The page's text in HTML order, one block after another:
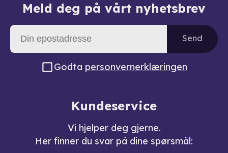
Meld deg på vårt nyhetsbrev
Send
Godta personvernerklæringen
Kundeservice
Vi hjelper deg gjerne.
Her finner du svar på dine spørsmål: